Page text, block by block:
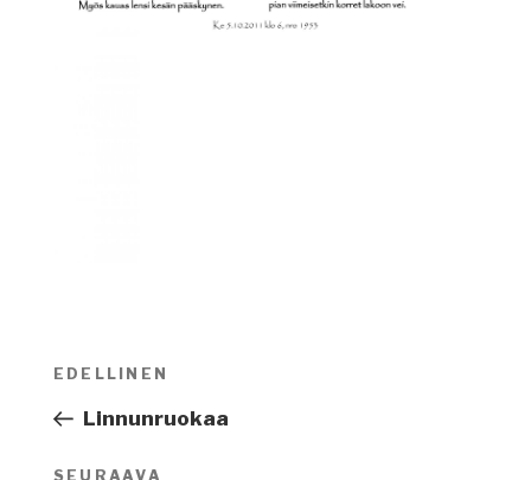
Artikkelien
Edellinen
artikkeli
EDELLINEN
Linnunruokaa
SEURAAVA